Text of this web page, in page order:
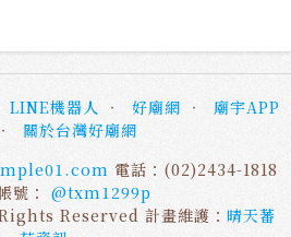
LINE機器人 ‧ 好廟網 ‧ 廟宇APP
‧ 關於台灣好廟網
電話：(02)2434-1818
號： @txm1299p
Reserved 計畫維護： 晴天蕃